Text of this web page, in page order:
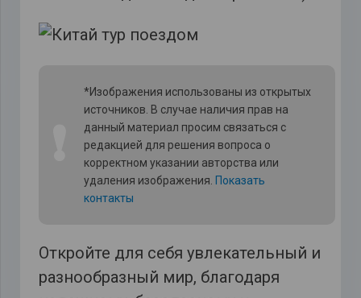
*Изображения использованы из открытых
источников. В случае наличия прав на
данный материал просим связаться с
редакцией для решения вопроса о
корректном указании авторства или
удаления изображения. Показать
контакты
Откройте для себя увлекательный и
разнообразный мир, благодаря